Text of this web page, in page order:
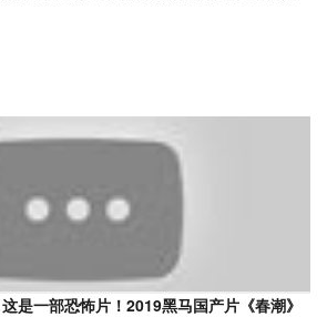
是一部恐怖片！2019黑马国产片《春潮》